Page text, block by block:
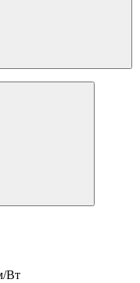
Вт